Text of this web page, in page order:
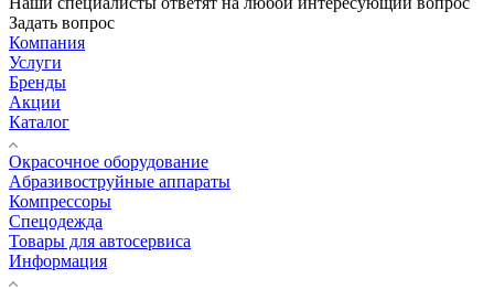
Задать вопрос
Компания
Услуги
Бренды
Акции
Каталог
Окрасочное оборудование
Aбразивоструйные аппараты
Компрессоры
Спецодежда
Товары для автосервиса
Информация